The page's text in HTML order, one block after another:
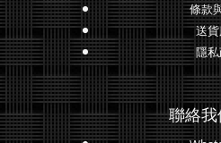
條款
送
隱
聯絡我